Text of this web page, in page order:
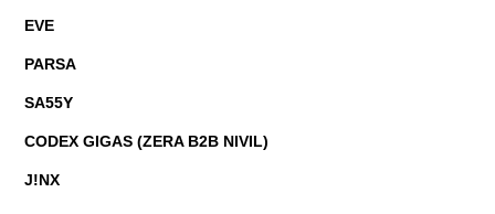
EVE
PARSA
SA55Y
CODEX GIGAS (ZERA B2B NIVIL)
J!NX